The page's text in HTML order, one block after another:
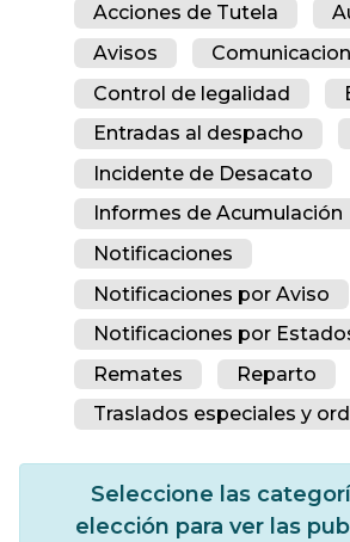
Acciones de Tutela
Avisos
Control de legalidad
Entradas al despacho
Incidente de Desacato
Informes de Acumulación
Notificaciones
Notificaciones por Aviso
Notificaciones por
Remates
Reparto
Traslados especiales y
Seleccione las
elección para ver las